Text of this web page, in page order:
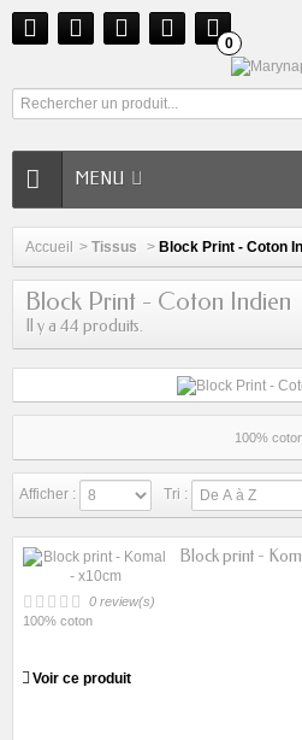
0
MENU
Accueil > Tissus > Block Print - Coton
Block Print - Coton Indien
Il y a 44 produits.
100%
Afficher : Tri :
Block print -
0 review(s)
100% coton
Voir ce produit